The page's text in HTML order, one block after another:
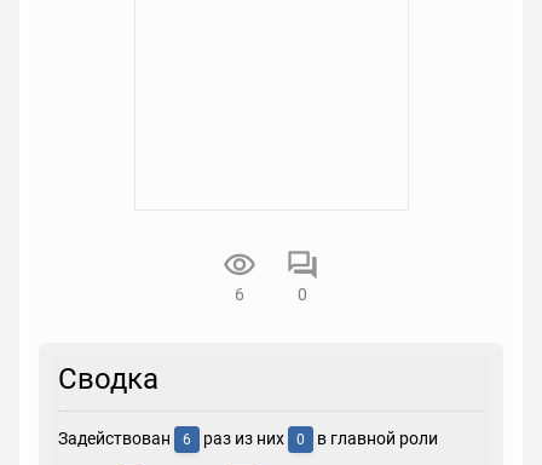
6 0
Сводка
Задействован 6 раз из них 0 в главной роли